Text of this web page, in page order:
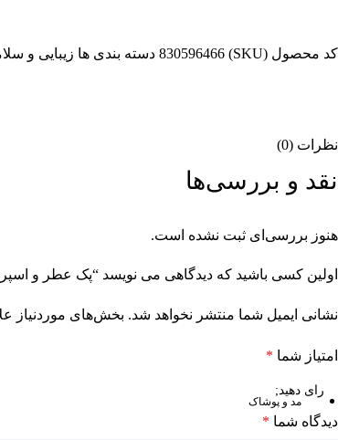
مد و پوشاک
کد محصول (SKU) 830596466 دسته بندی ها زیبایی و
نظرات (0)
نقد و بررسی‌ها
هنوز بررسی‌ای ثبت نشده است.
اولین کسی باشید که دیدگاهی می نویسد “پک عطر و
نشانی ایمیل شما منتشر نخواهد شد. بخش‌های موردنیاز
امتیاز شما *
دیدگاه شما *